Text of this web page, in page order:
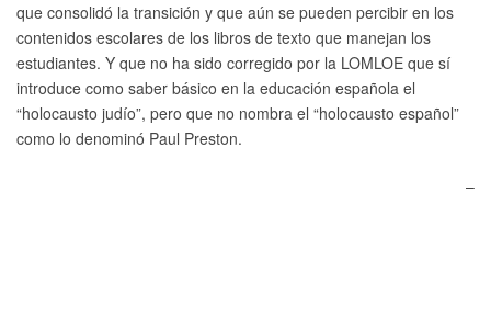
que consolidó la transición y que aún se pueden percibir en los
contenidos escolares de los libros de texto que manejan los
estudiantes. Y que no ha sido corregido por la LOMLOE que sí
introduce como saber básico en la educación española el
“holocausto judío”, pero que no nombra el “holocausto español”
como lo denominó Paul Preston.
–